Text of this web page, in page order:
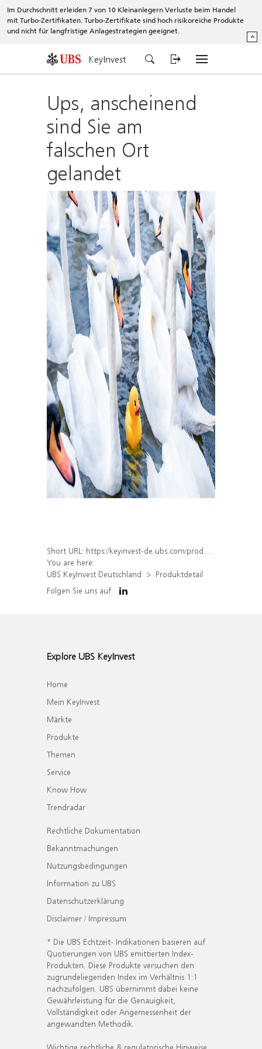
Im Durchschnitt erleiden 7 von 10 Kleinanlegern Verluste beim Handel
mit Turbo-Zertifikaten. Turbo-Zertifikate sind hoch risikoreiche Produkte
und nicht für langfristige Anlagestrategien geeignet.
^
KeyInvest
Ups, anscheinend
sind Sie am
falschen Ort
gelandet
Short URL: https://keyinvest-de.ubs.com/produkt/detail/index/isin/DE000WA4V472
You are here:
UBS KeyInvest Deutschland
Produktdetail
Folgen Sie uns auf
Explore UBS KeyInvest
Home
Mein KeyInvest
Märkte
Produkte
Themen
Service
Know How
Trendradar
Rechtliche Dokumentation
Bekanntmachungen
Nutzungsbedingungen
Information zu UBS
Datenschutzerklärung
Disclaimer / Impressum
* Die UBS Echtzeit- Indikationen basieren auf
Quotierungen von UBS emittierten Index-
Produkten. Diese Produkte versuchen den
zugrundeliegenden Index im Verhältnis 1:1
nachzufolgen. UBS übernimmt dabei keine
Gewährleistung für die Genauigkeit,
Vollständigkeit oder Angemessenheit der
angewandten Methodik.